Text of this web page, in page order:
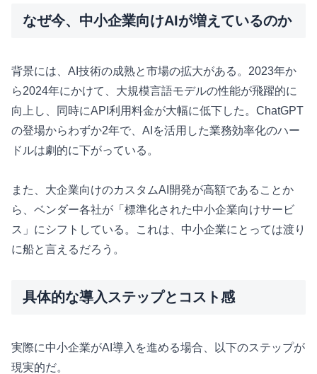
なぜ今、中小企業向けAIが増えているのか
背景には、AI技術の成熟と市場の拡大がある。2023年か
ら2024年にかけて、大規模言語モデルの性能が飛躍的に
向上し、同時にAPI利用料金が大幅に低下した。ChatGPT
の登場からわずか2年で、AIを活用した業務効率化のハー
ドルは劇的に下がっている。
また、大企業向けのカスタムAI開発が高額であることか
ら、ベンダー各社が「標準化された中小企業向けサービ
ス」にシフトしている。これは、中小企業にとっては渡り
に船と言えるだろう。
具体的な導入ステップとコスト感
実際に中小企業がAI導入を進める場合、以下のステップが
現実的だ。